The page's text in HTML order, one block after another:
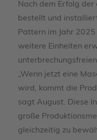
Nach dem Erfolg
bestellt und
Pattern im Jahr
weitere Einheiten
„Wenn jetzt eine
wird, kommt die
sagt August. Diese
große
gleichzeitig zu